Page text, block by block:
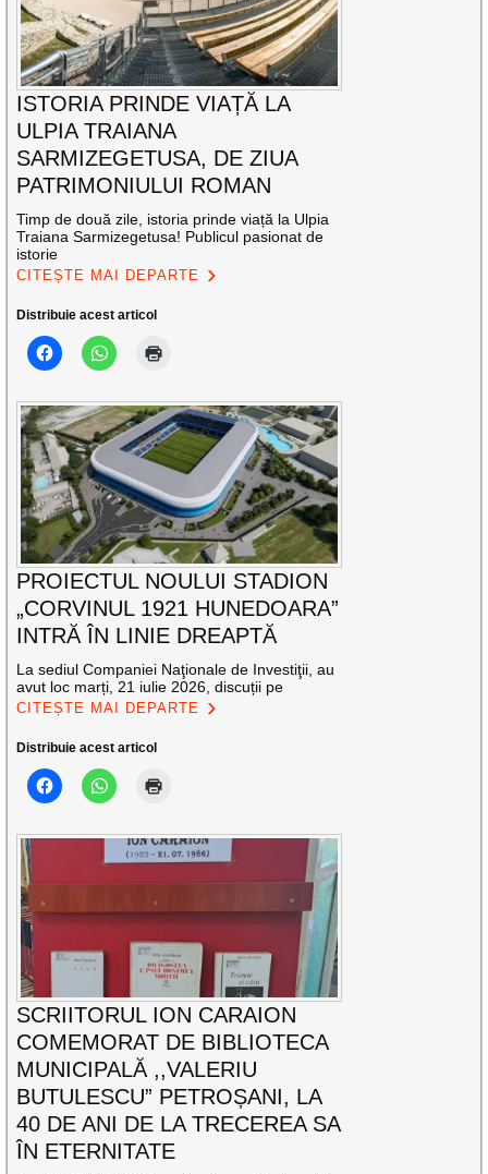
ISTORIA PRINDE VIAȚĂ LA
ULPIA TRAIANA
SARMIZEGETUSA, DE ZIUA
PATRIMONIULUI ROMAN
Timp de două zile, istoria prinde viață la Ulpia
Traiana Sarmizegetusa! Publicul pasionat de
istorie
CITEȘTE MAI DEPARTE
Distribuie acest articol
PROIECTUL NOULUI STADION
„CORVINUL 1921 HUNEDOARA”
INTRĂ ÎN LINIE DREAPTĂ
La sediul Companiei Naţionale de Investiţii, au
avut loc marți, 21 iulie 2026, discuții pe
CITEȘTE MAI DEPARTE
Distribuie acest articol
SCRIITORUL ION CARAION
COMEMORAT DE BIBLIOTECA
MUNICIPALĂ ,,VALERIU
BUTULESCU” PETROȘANI, LA
40 DE ANI DE LA TRECEREA SA
ÎN ETERNITATE